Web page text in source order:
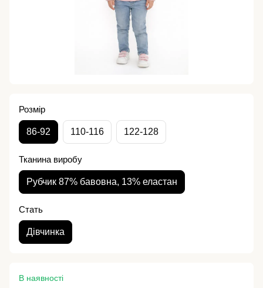
Розмір
86-92 110-116 122-128
Тканина виробу
Рубчик 87% бавовна, 13% еластан
Стать
Дівчинка
В наявності